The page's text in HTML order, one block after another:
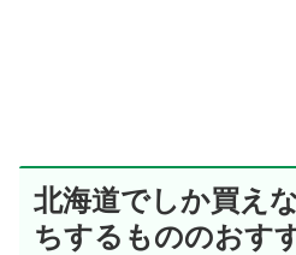
北海道でしか買え
ちするもののおす